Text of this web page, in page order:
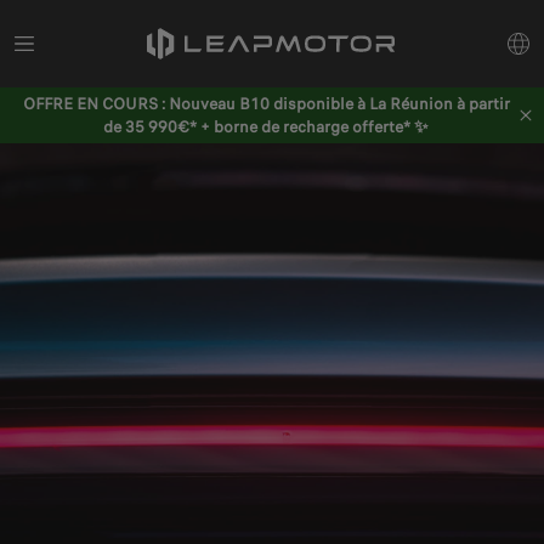
OFFRE EN COURS : Nouveau B10 disponible à La Réunion à partir
de 35 990€* + borne de recharge offerte* ✨